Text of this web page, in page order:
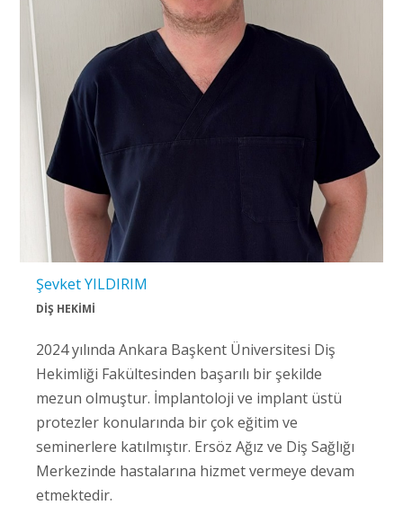
Şevket YILDIRIM
DİŞ HEKİMİ
2024 yılında Ankara Başkent Üniversitesi Diş
Hekimliği Fakültesinden başarılı bir şekilde
mezun olmuştur. İmplantoloji ve implant üstü
protezler konularında bir çok eğitim ve
seminerlere katılmıştır. Ersöz Ağız ve Diş Sağlığı
Merkezinde hastalarına hizmet vermeye devam
etmektedir.